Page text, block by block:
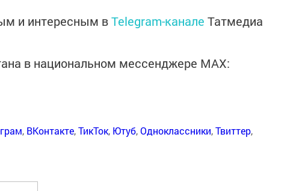
и интересным вTelegram-канале Татмедиа
в национальном мессенджере MАХ:
, ВКонтакте,ТикТок, Ютуб,Одноклассники,Твиттер,